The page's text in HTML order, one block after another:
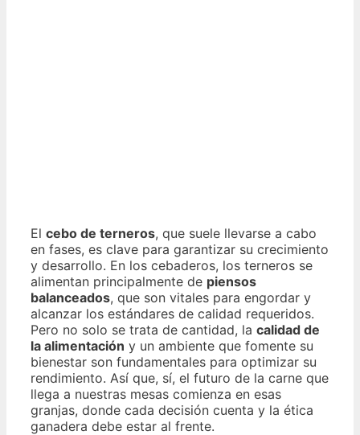
El cebo de terneros, que suele llevarse a cabo
en fases, es clave para garantizar su crecimiento
y desarrollo. En los cebaderos, los terneros se
alimentan principalmente de piensos
balanceados, que son vitales para engordar y
alcanzar los estándares de calidad requeridos.
Pero no solo se trata de cantidad, la calidad de
la alimentación y un ambiente que fomente su
bienestar son fundamentales para optimizar su
rendimiento. Así que, sí, el futuro de la carne que
llega a nuestras mesas comienza en esas
granjas, donde cada decisión cuenta y la ética
ganadera debe estar al frente.